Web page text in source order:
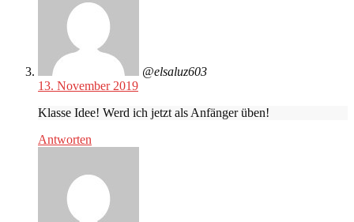
@elsaluz603
13. November 2019
Klasse Idee! Werd ich jetzt als Anfänger üben!
Antworten